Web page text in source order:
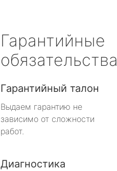
Гарантийные
обязательства
Гарантийный талон
Выдаем гарантию не
зависимо от сложности
работ.
Диагностика